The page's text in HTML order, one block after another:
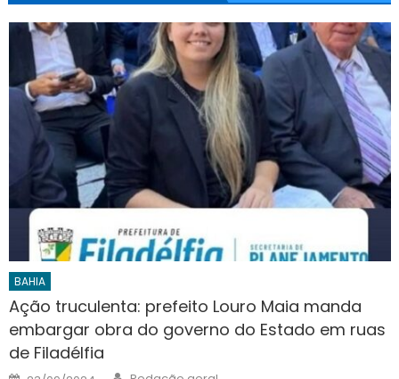
BAHIA
Ação truculenta: prefeito Louro Maia manda
embargar obra do governo do Estado em ruas
de Filadélfia
Author